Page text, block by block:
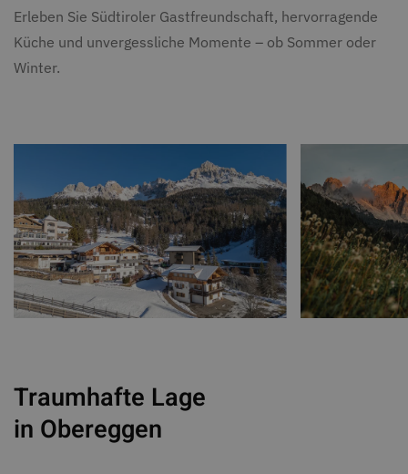
Erleben Sie Südtiroler Gastfreundschaft, hervorragende
Küche und unvergessliche Momente – ob Sommer oder
Winter.
Traumhafte Lage
in Obereggen